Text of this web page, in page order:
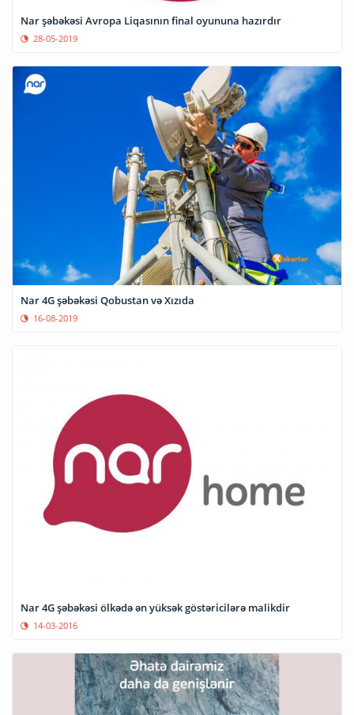
Nar şəbəkəsi Avropa Liqasının final oyununa hazırdır
28-05-2019
Nar 4G şəbəkəsi Qobustan və Xızıda
16-08-2019
Nar 4G şəbəkəsi ölkədə ən yüksək göstəricilərə malikdir
14-03-2016